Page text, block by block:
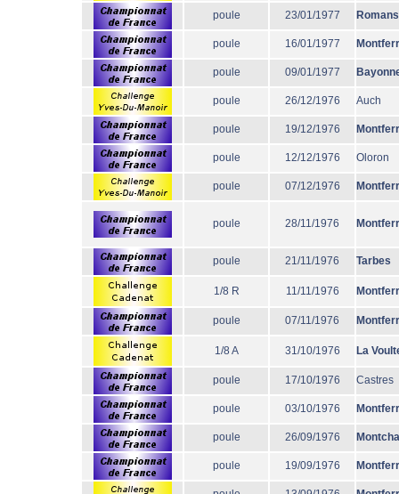
poule 23/01/1977 Romans
poule 16/01/1977
poule 09/01/1977
poule 26/12/1976 Auch
poule 19/12/1976
poule 12/12/1976 Oloron
poule 07/12/1976
poule 28/11/1976
poule 21/11/1976 Tarbes
1/8 R 11/11/1976
poule 07/11/1976
1/8 A 31/10/1976 La
poule 17/10/1976 Castres
poule 03/10/1976
poule 26/09/1976
poule 19/09/1976